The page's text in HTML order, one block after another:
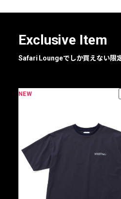
Exclusive Item
Safari Loungeでしか買えない限
NEW